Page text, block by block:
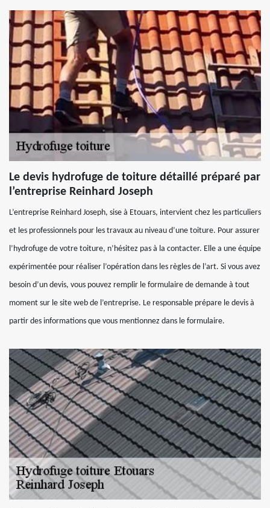
Le devis hydrofuge de toiture détaillé préparé par
l’entreprise Reinhard Joseph
L’entreprise Reinhard Joseph, sise à Etouars, intervient chez les particuliers
et les professionnels pour les travaux au niveau d’une toiture. Pour assurer
l’hydrofuge de votre toiture, n’hésitez pas à la contacter. Elle a une équipe
expérimentée pour réaliser l’opération dans les règles de l’art. Si vous avez
besoin d’un devis, vous pouvez remplir le formulaire de demande à tout
moment sur le site web de l’entreprise. Le responsable prépare le devis à
partir des informations que vous mentionnez dans le formulaire.